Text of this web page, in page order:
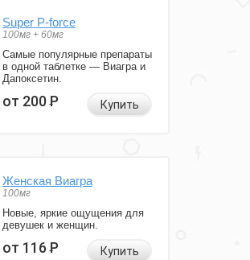
Super P-force
100мг + 60мг
Самые популярные препараты
в одной таблетке — Виагра и
Дапоксетин.
от 200Р Купить
Женская Виагра
100мг
Новые, яркие ощущения для
девушек и женщин.
от 116Р Купить